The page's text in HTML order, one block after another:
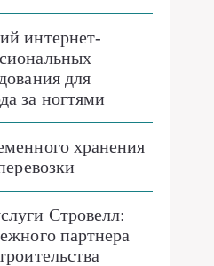
интернет-
для
за ногтями
хранения
Стровелл:
партнера